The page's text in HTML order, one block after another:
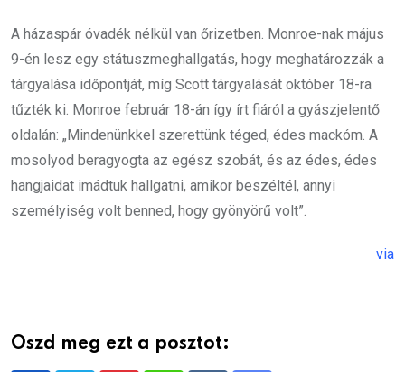
A házaspár óvadék nélkül van őrizetben. Monroe-nak május
9-én lesz egy státuszmeghallgatás, hogy meghatározzák a
tárgyalása időpontját, míg Scott tárgyalását október 18-ra
tűzték ki. Monroe február 18-án így írt fiáról a gyászjelentő
oldalán: „Mindenünkkel szerettünk téged, édes mackóm. A
mosolyod beragyogta az egész szobát, és az édes, édes
hangjaidat imádtuk hallgatni, amikor beszéltél, annyi
személyiség volt benned, hogy gyönyörű volt”.
via
Oszd meg ezt a posztot: